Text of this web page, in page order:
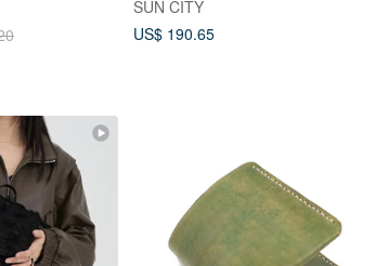
SUN CITY
US$ 190.65